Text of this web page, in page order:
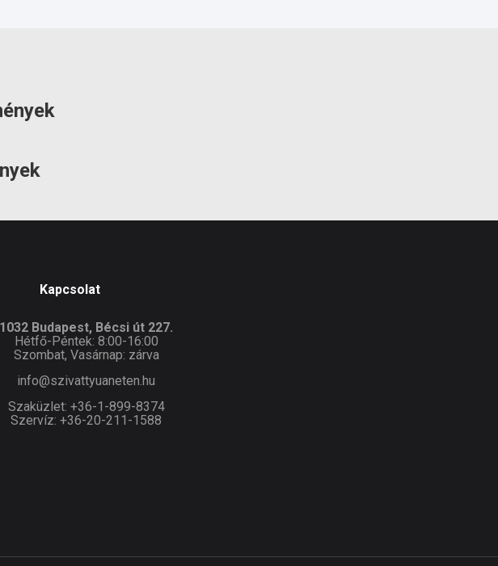
Kapcsolat
1032 Budapest, Bécsi út 227.
Hétfő-Péntek: 8:00-16:00
Szombat, Vasárnap: zárva
info@szivattyuaneten.hu
Szaküzlet: +36-1-899-8374
Szervíz: +36-20-211-1588